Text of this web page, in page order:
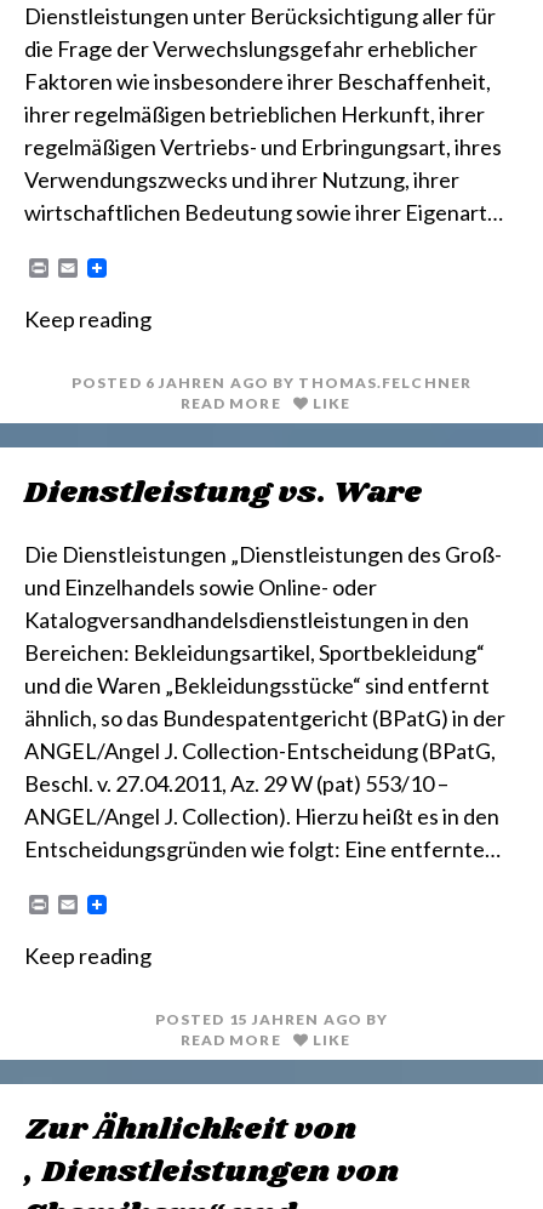
Dienstleistungen unter Berücksichtigung aller für
die Frage der Verwechslungsgefahr erheblicher
Faktoren wie insbesondere ihrer Beschaffenheit,
ihrer regelmäßigen betrieblichen Herkunft, ihrer
regelmäßigen Vertriebs- und Erbringungsart, ihres
Verwendungszwecks und ihrer Nutzung, ihrer
wirtschaftlichen Bedeutung sowie ihrer Eigenart…
P
n
E
i
Keep reading
POSTED 6 JAHREN AGO BY THOMAS.FELCHNER
READ MORE
LIKE
Dienstleistung vs. Ware
Die Dienstleistungen „Dienstleistungen des Groß-
und Einzelhandels sowie Online- oder
Katalogversandhandelsdienstleistungen in den
Bereichen: Bekleidungsartikel, Sportbekleidung“
und die Waren „Bekleidungsstücke“ sind entfernt
ähnlich, so das Bundespatentgericht (BPatG) in der
ANGEL/Angel J. Collection-Entscheidung (BPatG,
Beschl. v. 27.04.2011, Az. 29 W (pat) 553/10 –
ANGEL/Angel J. Collection). Hierzu heißt es in den
Entscheidungsgründen wie folgt: Eine entfernte…
n
E
i
Keep reading
POSTED 15 JAHREN AGO BY
READ MORE
LIKE
Zur Ähnlichkeit von
„Dienstleistungen von